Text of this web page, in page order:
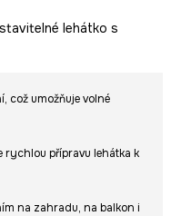
lehátko s
což umožňuje volné
rychlou přípravu lehátka k
na zahradu, na balkon i